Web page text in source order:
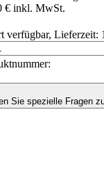
€ inkl. MwSt.
verfügbar, Lieferzeit:
Sie spezielle Fragen